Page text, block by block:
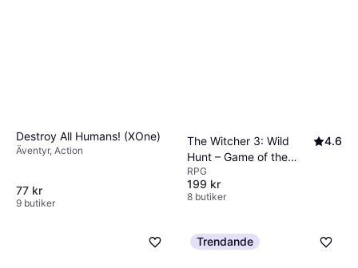
Destroy All Humans! (XOne)
Äventyr, Action
77 kr
9 butiker
The Witcher 3: Wild
Hunt – Game of the
Year Edition (XOne)
4.6
RPG
199 kr
8 butiker
Trendande